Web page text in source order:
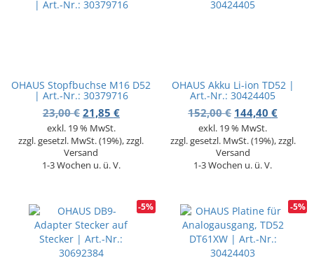
OHAUS Stopfbuchse M16 D52
| Art.-Nr.: 30379716
23,00€ Ursprünglicher Preis war: 23,00 €
21,85 €Aktueller Preis ist: 21,85 €.
exkl. 19 % MwSt.
zzgl. gesetzl. MwSt. (19%), zzgl.
Versand
1-3 Wochen u. ü. V.
OHAUS Akku Li-ion TD52 |
Art.-Nr.: 30424405
152,00€ 144,40€
exkl. 19 % MwSt.
zzgl. gesetzl. MwSt. (19%), zzgl.
Versand
1-3 Wochen u. ü. V.
-5% -5%